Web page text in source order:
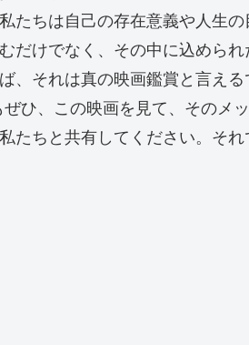
たちは自己の存在意義や人生
だけでなく、その中に込めら
、それは真の映画鑑賞と言え
ひ、この映画を見て、そのメ
たちと共有してください。そ